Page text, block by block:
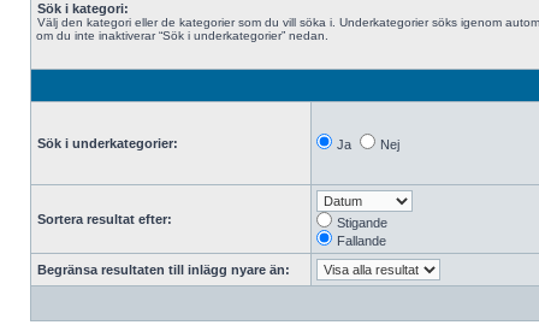
Sök i kategori:
Välj den kategori eller de kategorier som du vill söka i. Underkategorier söks igenom
om du inte inaktiverar “Sök i underkategorier” nedan.
Sök i underkategorier: Ja Nej
Sortera resultat efter:
Stigande
Fallande
Begränsa resultaten till inlägg nyare än: